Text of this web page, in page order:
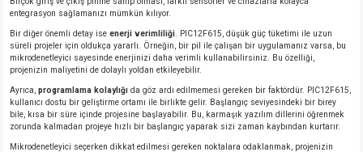
entegrasyon sağlamanızı mümkün kılıyor.
Bir diğer önemli detay ise enerji verimliliği . PIC12F615, düşük güç tüketimi ile uzun
süreli projeler için oldukça yararlı. Örneğin, bir pil ile çalışan bir uygulamanız varsa, bu
mikrodenetleyici sayesinde enerjinizi daha verimli kullanabilirsiniz. Bu özelliği,
projenizin maliyetini de dolaylı yoldan etkileyebilir.
Ayrıca, programlama kolaylığı da göz ardı edilmemesi gereken bir faktördür. PIC12F615,
kullanıcı dostu bir geliştirme ortamı ile birlikte gelir. Başlangıç seviyesindeki bir birey
bile, kısa bir süre içinde projesine başlayabilir. Bu, karmaşık yazılım dillerini öğrenmek
zorunda kalmadan projeye hızlı bir başlangıç yaparak sizi zaman kaybından kurtarır.
Mikrodenetleyici seçerken dikkat edilmesi gereken noktalara odaklanmak, projenizin